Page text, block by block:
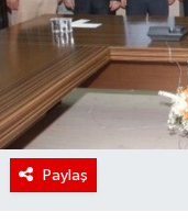
Paylaş